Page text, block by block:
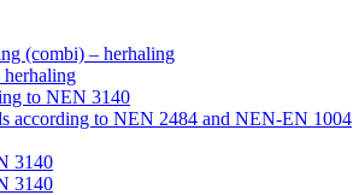
(combi) – herhaling
to NEN 3140
according to NEN 2484 and NEN-EN 1004
3140
3140